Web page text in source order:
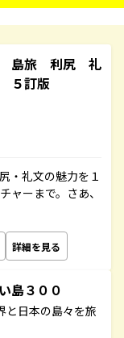
島旅 利尻 礼
訂版
・礼文の魅力を１
ャーまで。さあ、
詳細を見る
島３００
と日本の島々を旅